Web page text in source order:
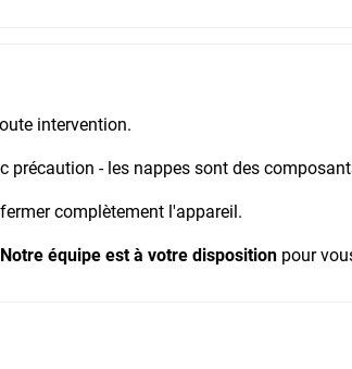
intervention.
précaution - les nappes sont des
complètement l'appareil.
Notre équipe est à votre disposition pour